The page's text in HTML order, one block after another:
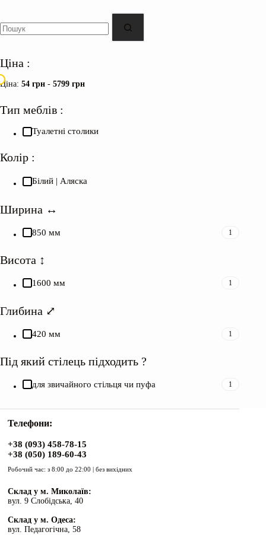
Ціна :
Ціна: 54 грн - 5799 грн
Тип меблів :
Туалетні столики
Колір :
Білий | Аляска
Ширина ↔︎
850 мм 1
Висота ↕︎
1600 мм 1
Глибина ⤢
420 мм 1
Під який стілець підходить ?
для звичайного стільця чи пуфа 1
Телефони:
+38 (093) 458-78-15
+38 (050) 189-60-43
Робочий час: з 8:00 до 22:00 | без вихідних
Склад у м. Миколаїв:
вул. 9 Слобідська, 40
Склад у м. Одеса:
вул. Педагогічна, 58